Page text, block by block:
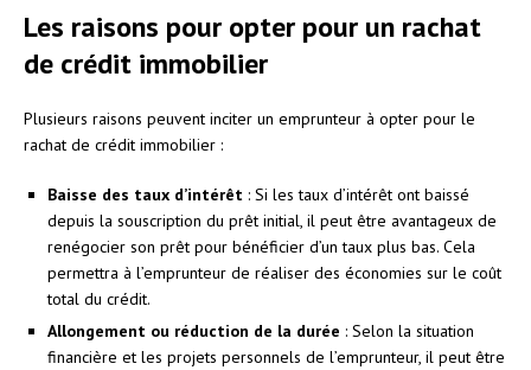
Les raisons pour opter pour un rachat
de crédit immobilier
Plusieurs raisons peuvent inciter un emprunteur à opter pour le
rachat de crédit immobilier :
Baisse des taux d’intérêt : Si les taux d’intérêt ont baissé
depuis la souscription du prêt initial, il peut être avantageux de
renégocier son prêt pour bénéficier d’un taux plus bas. Cela
permettra à l’emprunteur de réaliser des économies sur le coût
total du crédit.
Allongement ou réduction de la durée : Selon la situation
financière et les projets personnels de l’emprunteur, il peut être